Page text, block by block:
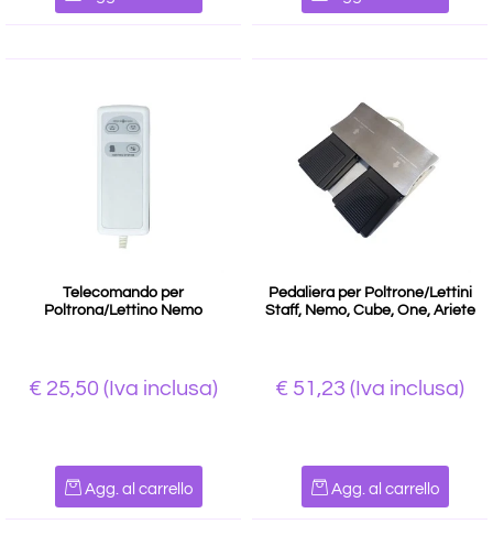
Telecomando per
Poltrona/Lettino Nemo
€ 25,50 (Iva inclusa)
Agg. al carrello
Pedaliera per Poltrone/Lettini
Staff, Nemo, Cube, One, Ariete
€ 51,23 (Iva inclusa)
Agg. al carrello